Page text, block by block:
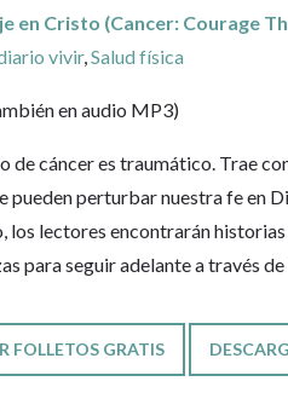
en Cristo (Cancer: Courage
vivir,Salud física
en audio MP3)
de cáncer es traumático. Trae
pueden perturbar nuestra fe en
los lectores encontrarán
para seguir adelante a través
FOLLETOS GRATIS